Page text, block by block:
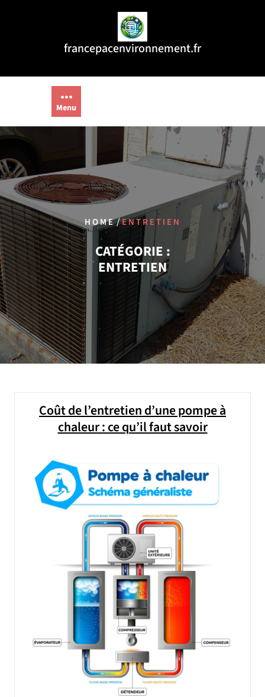
francepacenvironnement.fr
Menu
HOME/ENTRETIEN
CATÉGORIE :
ENTRETIEN
Coût de l’entretien d’une pompe à
chaleur : ce qu’il faut savoir